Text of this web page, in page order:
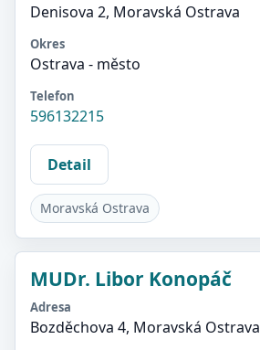
Denisova 2, Moravská Ostrava
Okres
Ostrava - město
Telefon
596132215
Detail
Moravská Ostrava
MUDr. Libor Konopáč
Adresa
Bozděchova 4, Moravská Ostrava